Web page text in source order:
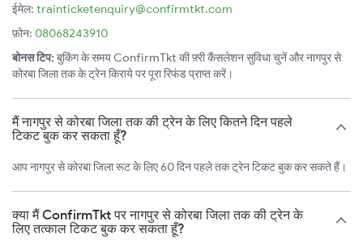
ईमेल: trainticketenquiry@confirmtkt.com
फ़ोन: 08068243910
बोनस टिप: बुकिंग के समय ConfirmTkt की फ़्री कैंसलेशन सुविधा चुनें और नागपुर से
कोरबा जिला तक के ट्रेन किराये पर पूरा रिफंड प्राप्त करें।
मैं नागपुर से कोरबा जिला तक की ट्रेन के लिए कितने दिन पहले
टिकट बुक कर सकता हूँ?
आप नागपुर से कोरबा जिला रूट के लिए 60 दिन पहले तक ट्रेन टिकट बुक कर सकते हैं।
क्या मैं ConfirmTkt पर नागपुर से कोरबा जिला तक की ट्रेन के
लिए तत्काल टिकट बुक कर सकता हूँ?